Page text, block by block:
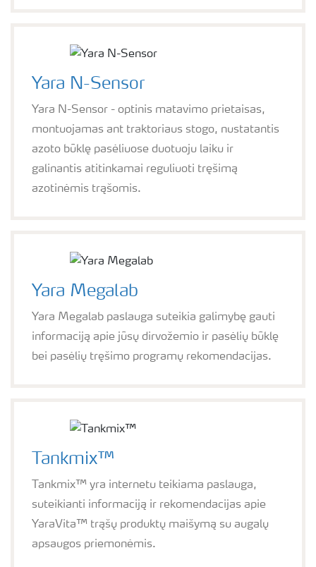
Yara N-Sensor
Yara N-Sensor - optinis matavimo prietaisas,
montuojamas ant traktoriaus stogo, nustatantis
azoto būklę pasėliuose duotuoju laiku ir
galinantis atitinkamai reguliuoti tręšimą
azotinėmis trąšomis.
Yara Megalab
Yara Megalab paslauga suteikia galimybę gauti
informaciją apie jūsų dirvožemio ir pasėlių būklę
bei pasėlių tręšimo programų rekomendacijas.
Tankmix™
Tankmix™ yra internetu teikiama paslauga,
suteikianti informaciją ir rekomendacijas apie
YaraVita™ trąšų produktų maišymą su augalų
apsaugos priemonėmis.